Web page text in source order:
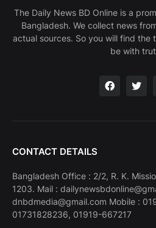
The Daily News BD Online is a
Bangladesh. We collect news
actual sources. So you will find the
be with
CONTACT DETAILS
Bangladesh Office : 2/2, R. K.
1203. Mail :
dnbdmedia@gmail.com Mobile :
01731828236, 01919-667217